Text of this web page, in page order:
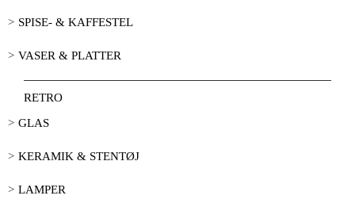
SPISE- & KAFFESTEL
VASER & PLATTER
RETRO
GLAS
KERAMIK & STENTØJ
LAMPER